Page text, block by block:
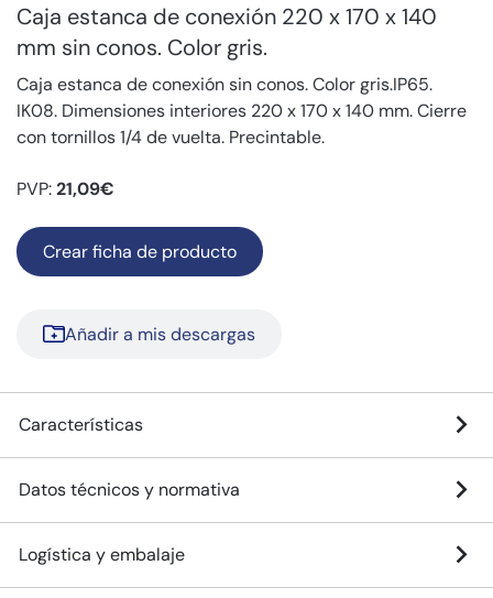
Caja estanca de conexión 220 x 170 x 140
mm sin conos. Color gris.
Caja estanca de conexión sin conos. Color gris.IP65.
IK08. Dimensiones interiores 220 x 170 x 140 mm. Cierre
con tornillos 1/4 de vuelta. Precintable.
PVP:21,09€
Crear ficha de producto
Añadir a mis descargas
Características
Datos técnicos y normativa
Logística y embalaje